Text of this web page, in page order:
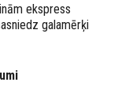
ekspress
galamērķi